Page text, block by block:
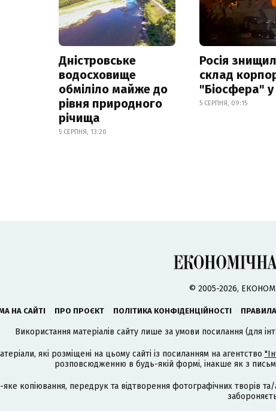
Дністровське
водосховище
обміліло майже до
рівня природного
річища
5 СЕРПНЯ, 13:20
Росія
склад
"Біосфера" у
5 СЕРПНЯ, 09:15
© 2005-2026,
НА САЙТІ ПРО ПРОЄКТ ПОЛІТИКА КОНФІДЕНЦІЙНОСТІ
Використання матеріалів сайту лише за умови посилання (для
які розміщені на цьому сайті із посиланням на агентство
розповсюдженню в будь-якій формі, інакше як з
яке копіювання, передрук та відтворення фотографічних творів